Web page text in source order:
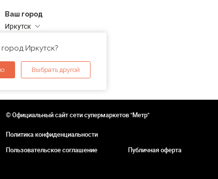
Ваш город
Иркутск
Иркутск?
Выбрать другой
© Официальный сайт сети супермаркетов "Метр"
Политика конфиденциальности
Пользовательское соглашение
Публичная оферта